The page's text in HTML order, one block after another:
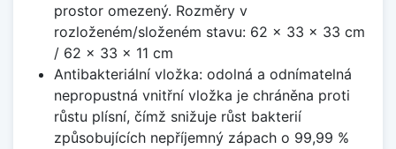
prostor omezený. Rozměry v
rozloženém/složeném stavu: 62 x 33 x 33 cm
/ 62 x 33 x 11 cm
Antibakteriální vložka: odolná a odnímatelná
nepropustná vnitřní vložka je chráněna proti
růstu plísní, čímž snižuje růst bakterií
způsobujících nepříjemný zápach o 99,99 %